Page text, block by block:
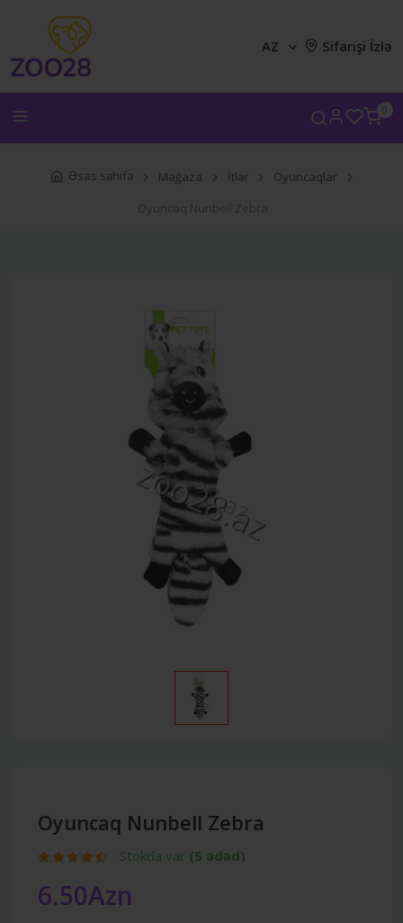
0
AZ Sifarişi İzlə
Əsas səhifə Mağaza İtlər
Oyuncaqlar
Oyuncaq Nunbell Zebra
Oyuncaq Nunbell Zebra
Stokda var (5 ədəd)
6.50Azn